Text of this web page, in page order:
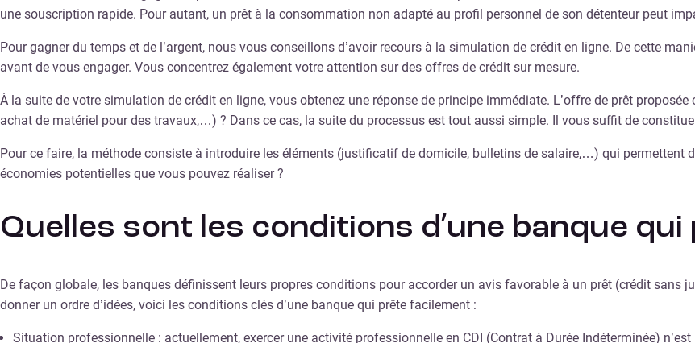
une souscription rapide. Pour autant, un prêt à la consommation non adapté au profil personnel de son détenteur peut
Pour gagner du temps et de l’argent, nous vous conseillons d’avoir recours à la simulation de crédit en ligne. De cette
avant de vous engager. Vous concentrez également votre attention sur des offres de crédit sur mesure.
À la suite de votre simulation de crédit en ligne, vous obtenez une réponse de principe immédiate. L’offre de prêt
achat de matériel pour des travaux,…) ? Dans ce cas, la suite du processus est tout aussi simple. Il vous suffit de
Pour ce faire, la méthode consiste à introduire les éléments (justificatif de domicile, bulletins de salaire,…) qui permettent
économies potentielles que vous pouvez réaliser ?
Quelles sont les conditions d’une banque
De façon globale, les banques définissent leurs propres conditions pour accorder un avis favorable à un prêt (crédit
donner un ordre d’idées, voici les conditions clés d’une banque qui prête facilement :
Situation professionnelle : actuellement, exercer une activité professionnelle en CDI (Contrat à Durée Indéterminée)